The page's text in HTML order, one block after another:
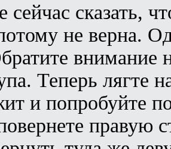
сказать,
не верна.
внимание
Теперь лягте
и попробуйте
правую